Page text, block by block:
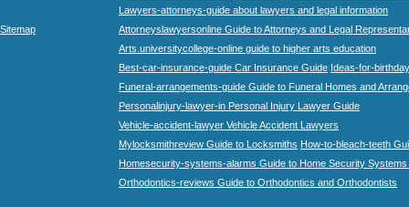
Sitemap
Lawyers-attorneys-guide about lawyers and legal information
Attorneyslawyersonline Guide to Attorneys and Legal
Arts.universitycollege-online guide to higher arts education
Best-car-insurance-guide Car Insurance Guide Ideas-for-
Funeral-arrangements-guide Guide to Funeral Homes and
Personalinjury-lawyer-in Personal Injury Lawyer Guide
Vehicle-accident-lawyer Vehicle Accident Lawyers
Mylocksmithreview Guide to Locksmiths How-to-bleach-teeth
Homesecurity-systems-alarms Guide to Home Security Systems
Orthodontics-reviews Guide to Orthodontics and Orthodontists